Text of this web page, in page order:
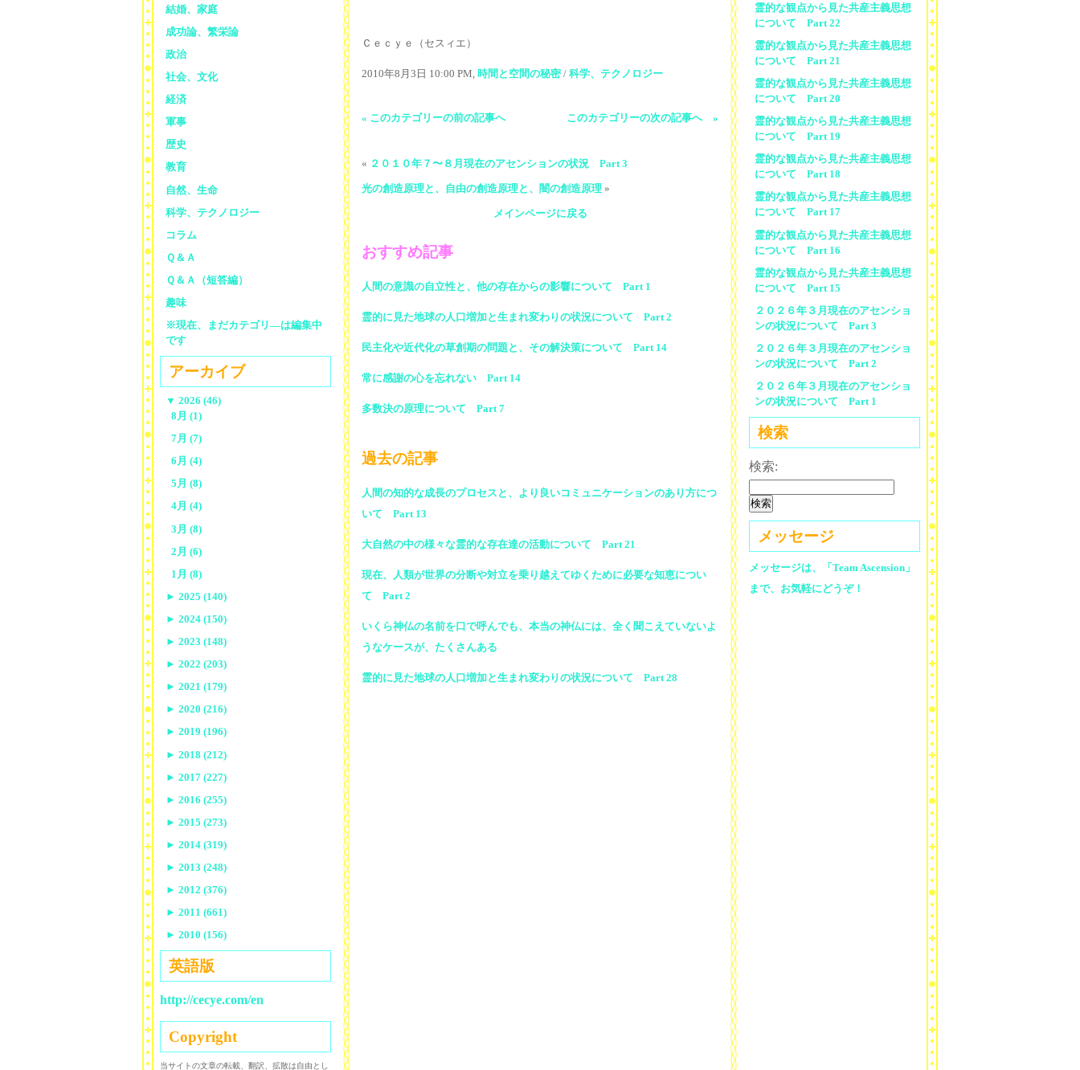
Ｃｅｃｙｅ（セスィエ）
2010年8月3日 10:00 PM, 時間と空間の秘密/ 科学、テクノロジー
« このカテゴリーの前の記事へ このカテゴリーの次の記事へ »
« ２０１０年７〜８月現在のアセンションの状況 Part 3
光の創造原理と、自由の創造原理と、闇の創造原理 »
メインページに戻る
おすすめ記事
人間の意識の自立性と、他の存在からの影響について Part 1
霊的に見た地球の人口増加と生まれ変わりの状況について Part 2
民主化や近代化の草創期の問題と、その解決策について Part 14
常に感謝の心を忘れない Part 14
多数決の原理について Part 7
過去の記事
人間の知的な成長のプロセスと、より良いコミュニケーションのあり方につ
いて Part 13
大自然の中の様々な霊的な存在達の活動について Part 21
現在、人類が世界の分断や対立を乗り越えてゆくために必要な知恵につい
て Part 2
いくら神仏の名前を口で呼んでも、本当の神仏には、全く聞こえていないよ
うなケースが、たくさんある
霊的に見た地球の人口増加と生まれ変わりの状況について Part 28
霊的な観点から見た共産主義思想
について Part 22
霊的な観点から見た共産主義思想
について Part 21
霊的な観点から見た共産主義思想
について Part 20
霊的な観点から見た共産主義思想
について Part 19
霊的な観点から見た共産主義思想
について Part 18
霊的な観点から見た共産主義思想
について Part 17
霊的な観点から見た共産主義思想
について Part 16
霊的な観点から見た共産主義思想
について Part 15
２０２６年３月現在のアセンショ
ンの状況について Part 3
２０２６年３月現在のアセンショ
ンの状況について Part 2
２０２６年３月現在のアセンショ
ンの状況について Part 1
検索
検索:
メッセージ
メッセージは、「Team Ascension」
まで、お気軽にどうぞ！
結婚、家庭
成功論、繁栄論
政治
社会、文化
経済
軍事
歴史
教育
自然、生命
科学、テクノロジー
コラム
Ｑ＆Ａ
Ｑ＆Ａ（短答編）
趣味
※現在、まだカテゴリ—は編集中
です
アーカイブ
▼ 2026 (46)
8月 (1)
7月 (7)
6月 (4)
5月 (8)
4月 (4)
3月 (8)
2月 (6)
1月 (8)
► 2025 (140)
► 2024 (150)
► 2023 (148)
► 2022 (203)
► 2021 (179)
► 2020 (216)
► 2019 (196)
► 2018 (212)
► 2017 (227)
► 2016 (255)
► 2015 (273)
► 2014 (319)
► 2013 (248)
► 2012 (376)
► 2011 (661)
► 2010 (156)
英語版
http://cecye.com/en
Copyright
当サイトの文章の転載、翻訳、拡散は自由とし